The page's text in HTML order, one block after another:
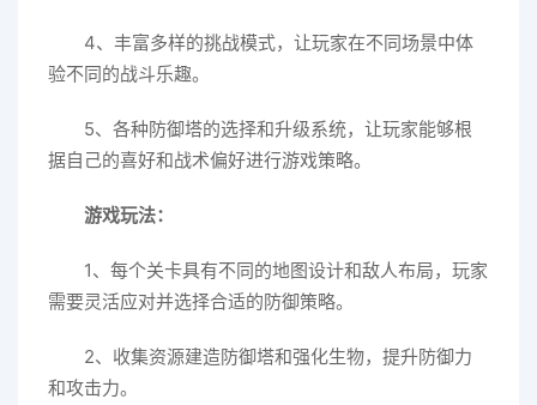
4、丰富多样的挑战模式，让玩家在不同场景中体
验不同的战斗乐趣。
5、各种防御塔的选择和升级系统，让玩家能够根
据自己的喜好和战术偏好进行游戏策略。
游戏玩法：
1、每个关卡具有不同的地图设计和敌人布局，玩家
需要灵活应对并选择合适的防御策略。
2、收集资源建造防御塔和强化生物，提升防御力
和攻击力。